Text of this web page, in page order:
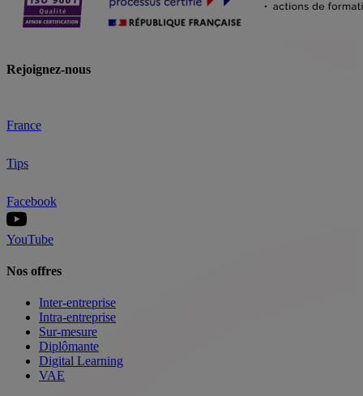
Rejoignez-nous
France
Tips
Facebook
YouTube
Nos offres
Inter-entreprise
Intra-entreprise
Sur-mesure
Diplômante
Digital Learning
VAE